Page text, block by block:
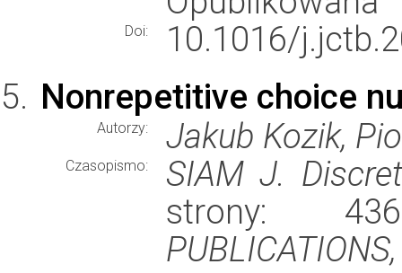
Doi:
10.1016/
Nonrepetitive choice
Autorzy: Jakub Kozik,
Czasopismo:
SIAM J.
strony: